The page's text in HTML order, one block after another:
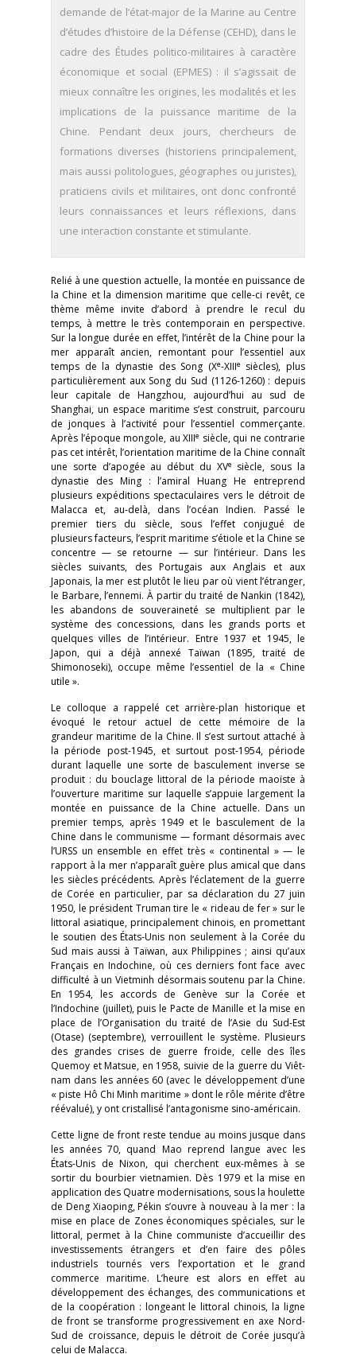
demande de l’état-major de la Marine au Centre
d’études d’histoire de la Défense (CEHD), dans le
cadre des Études politico-militaires à caractère
économique et social (EPMES) : il s’agissait de
mieux connaître les origines, les modalités et les
implications de la puissance maritime de la
Chine. Pendant deux jours, chercheurs de
formations diverses (historiens principalement,
mais aussi politologues, géographes ou juristes),
praticiens civils et militaires, ont donc confronté
leurs connaissances et leurs réflexions, dans
une interaction constante et stimulante.
Relié à une question actuelle, la montée en puissance de
la Chine et la dimension maritime que celle-ci revêt, ce
thème même invite d’abord à prendre le recul du
temps, à mettre le très contemporain en perspective.
Sur la longue durée en effet, l’intérêt de la Chine pour la
mer apparaît ancien, remontant pour l’essentiel aux
temps de la dynastie des Song (Xe-XIIIesiècles), plus
particulièrement aux Song du Sud (1126-1260) : depuis
leur capitale de Hangzhou, aujourd’hui au sud de
Shanghai, un espace maritime s’est construit, parcouru
de jonques à l’activité pour l’essentiel commerçante.
Après l’époque mongole, au XIIIe siècle, qui ne contrarie
pas cet intérêt, l’orientation maritime de la Chine connaît
une sorte d’apogée au début du XVesiècle, sous la
dynastie des Ming : l’amiral Huang He entreprend
plusieurs expéditions spectaculaires vers le détroit de
Malacca et, au-delà, dans l’océan Indien. Passé le
premier tiers du siècle, sous l’effet conjugué de
plusieurs facteurs, l’esprit maritime s’étiole et la Chine se
concentre — se retourne — sur l’intérieur. Dans les
siècles suivants, des Portugais aux Anglais et aux
Japonais, la mer est plutôt le lieu par où vient l’étranger,
le Barbare, l’ennemi. À partir du traité de Nankin (1842),
les abandons de souveraineté se multiplient par le
système des concessions, dans les grands ports et
quelques villes de l’intérieur. Entre 1937 et 1945, le
Japon, qui a déjà annexé Taïwan (1895, traité de
Shimonoseki), occupe même l’essentiel de la « Chine
utile ».
Le colloque a rappelé cet arrière-plan historique et
évoqué le retour actuel de cette mémoire de la
grandeur maritime de la Chine. Il s’est surtout attaché à
la période post-1945, et surtout post-1954, période
durant laquelle une sorte de basculement inverse se
produit : du bouclage littoral de la période maoïste à
l’ouverture maritime sur laquelle s’appuie largement la
montée en puissance de la Chine actuelle. Dans un
premier temps, après 1949 et le basculement de la
Chine dans le communisme — formant désormais avec
l’URSS un ensemble en effet très « continental » — le
rapport à la mer n’apparaît guère plus amical que dans
les siècles précédents. Après l’éclatement de la guerre
de Corée en particulier, par sa déclaration du 27 juin
1950, le président Truman tire le « rideau de fer » sur le
littoral asiatique, principalement chinois, en promettant
le soutien des États-Unis non seulement à la Corée du
Sud mais aussi à Taïwan, aux Philippines ; ainsi qu’aux
Français en Indochine, où ces derniers font face avec
difficulté à un Vietminh désormais soutenu par la Chine.
En 1954, les accords de Genève sur la Corée et
l’Indochine (juillet), puis le Pacte de Manille et la mise en
place de l’Organisation du traité de l’Asie du Sud-Est
(Otase) (septembre), verrouillent le système. Plusieurs
des grandes crises de guerre froide, celle des îles
Quemoy et Matsue, en 1958, suivie de la guerre du Viêt-
nam dans les années 60 (avec le développement d’une
« piste Hô Chi Minh maritime » dont le rôle mérite d’être
réévalué), y ont cristallisé l’antagonisme sino-américain.
Cette ligne de front reste tendue au moins jusque dans
les années 70, quand Mao reprend langue avec les
États-Unis de Nixon, qui cherchent eux-mêmes à se
sortir du bourbier vietnamien. Dès 1979 et la mise en
application des Quatre modernisations, sous la houlette
de Deng Xiaoping, Pékin s’ouvre à nouveau à la mer : la
mise en place de Zones économiques spéciales, sur le
littoral, permet à la Chine communiste d’accueillir des
investissements étrangers et d’en faire des pôles
industriels tournés vers l’exportation et le grand
commerce maritime. L’heure est alors en effet au
développement des échanges, des communications et
de la coopération : longeant le littoral chinois, la ligne
de front se transforme progressivement en axe Nord-
Sud de croissance, depuis le détroit de Corée jusqu’à
celui de Malacca.